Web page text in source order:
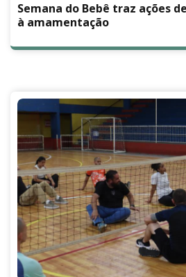
Semana do Bebê traz ações
à amamentação